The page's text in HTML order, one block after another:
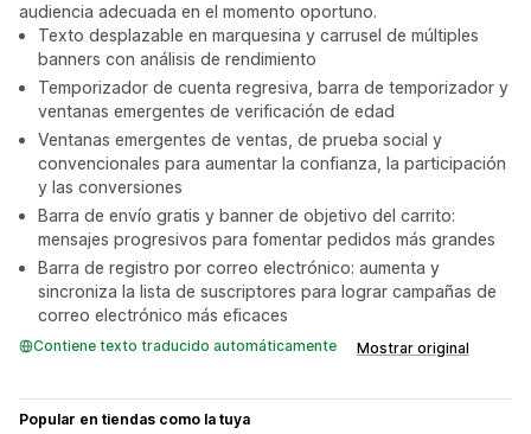
audiencia adecuada en el momento oportuno.
Texto desplazable en marquesina y carrusel de múltiples
banners con análisis de rendimiento
Temporizador de cuenta regresiva, barra de temporizador y
ventanas emergentes de verificación de edad
Ventanas emergentes de ventas, de prueba social y
convencionales para aumentar la confianza, la participación
y las conversiones
Barra de envío gratis y banner de objetivo del carrito:
mensajes progresivos para fomentar pedidos más grandes
Barra de registro por correo electrónico: aumenta y
sincroniza la lista de suscriptores para lograr campañas de
correo electrónico más eficaces
Contiene texto traducido automáticamente Mostrar original
Popular en tiendas como la tuya